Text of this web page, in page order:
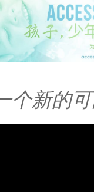
个新的